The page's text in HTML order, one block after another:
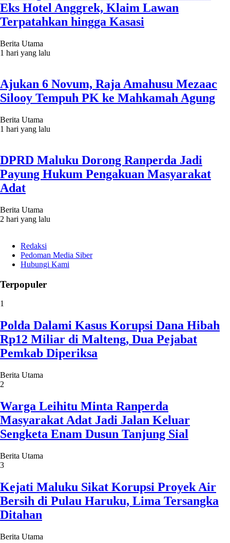
Eks Hotel Anggrek, Klaim Lawan
Terpatahkan hingga Kasasi
Berita Utama
1 hari yang lalu
Ajukan 6 Novum, Raja Amahusu Mezaac
Silooy Tempuh PK ke Mahkamah Agung
Berita Utama
1 hari yang lalu
DPRD Maluku Dorong Ranperda Jadi
Payung Hukum Pengakuan Masyarakat
Adat
Berita Utama
2 hari yang lalu
Redaksi
Pedoman Media Siber
Hubungi Kami
Terpopuler
1
Polda Dalami Kasus Korupsi Dana Hibah
Rp12 Miliar di Malteng, Dua Pejabat
Pemkab Diperiksa
Berita Utama
2
Warga Leihitu Minta Ranperda
Masyarakat Adat Jadi Jalan Keluar
Sengketa Enam Dusun Tanjung Sial
Berita Utama
3
Kejati Maluku Sikat Korupsi Proyek Air
Bersih di Pulau Haruku, Lima Tersangka
Ditahan
Berita Utama